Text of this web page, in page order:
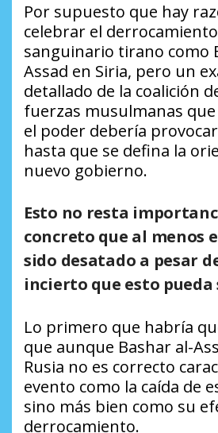
Por supuesto que hay
celebrar el
sanguinario tirano como
Assad en Siria, pero un
detallado de la coalición
fuerzas musulmanas
el poder debería
hasta que se defina la
nuevo gobierno.
Esto no resta
concreto que al menos
sido desatado a pesar
incierto que esto pueda
Lo primero que habría
que aunque Bashar al-
Rusia no es correcto
evento como la caída de
sino más bien como su
derrocamiento.